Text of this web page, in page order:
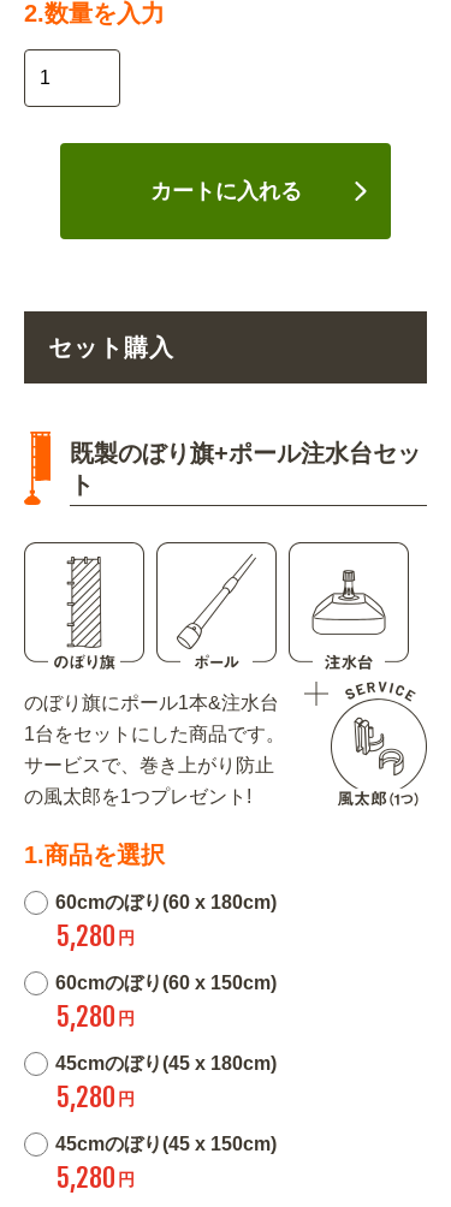
2.数量を入力
カートに入れる
セット購入
既製のぼり旗+ポール注水台セッ
ト
のぼり旗にポール1本&注水台
1台をセットにした商品です。
サービスで、巻き上がり防止
の風太郎を1つプレゼント!
1.商品を選択
60cmのぼり(60 x 180cm)
5,280 円
60cmのぼり(60 x 150cm)
5,280 円
45cmのぼり(45 x 180cm)
5,280 円
45cmのぼり(45 x 150cm)
5,280 円